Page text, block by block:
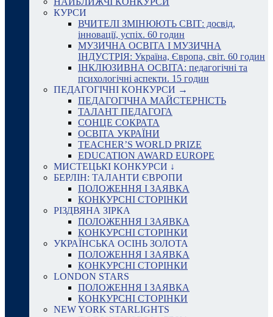
КУРСИ
ВЧИТЕЛІ ЗМІНЮЮТЬ СВІТ: досвід,
інновації, успіх. 60 годин
МУЗИЧНА ОСВІТА І МУЗИЧНА
ІНДУСТРІЯ: Україна, Європа, світ. 60 годин
ІНКЛЮЗИВНА ОСВІТА: педагогічні та
психологічні аспекти. 15 годин
ПЕДАГОГІЧНІ КОНКУРСИ →
ПЕДАГОГІЧНА МАЙСТЕРНІСТЬ
ТАЛАНТ ПЕДАГОГА
СОНЦЕ СОКРАТА
ОСВІТА УКРАЇНИ
TEACHER’S WORLD PRIZE
EDUCATION AWARD EUROPE
МИСТЕЦЬКІ КОНКУРСИ ↓
БЕРЛІН: ТАЛАНТИ ЄВРОПИ
ПОЛОЖЕННЯ І ЗАЯВКА
КОНКУРСНІ СТОРІНКИ
РІЗДВЯНА ЗІРКА
ПОЛОЖЕННЯ І ЗАЯВКА
КОНКУРСНІ СТОРІНКИ
УКРАЇНСЬКА ОСІНЬ ЗОЛОТА
ПОЛОЖЕННЯ І ЗАЯВКА
КОНКУРСНІ СТОРІНКИ
LONDON STARS
ПОЛОЖЕННЯ І ЗАЯВКА
КОНКУРСНІ СТОРІНКИ
NEW YORK STARLIGHTS